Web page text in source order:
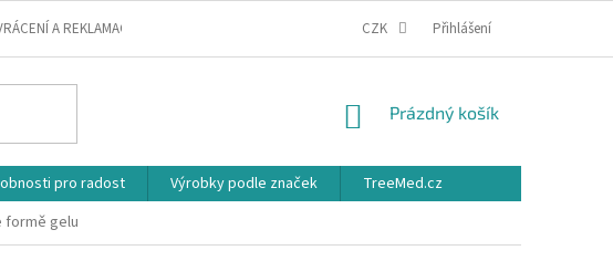
A REKLAMACE PODMÍNKY OCHRANY OSOBNÍCH ÚDAJŮ
CZK Přihlášení
NÁKUPNÍ
Prázdný košík
pro radost Výrobky podle značek
TreeMed.cz
formě gelu